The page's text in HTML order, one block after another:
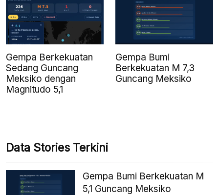
Gempa Berkekuatan
Sedang Guncang
Meksiko dengan
Magnitudo 5,1
Gempa Bumi
Berkekuatan M 7,3
Guncang Meksiko
Data Stories Terkini
Gempa Bumi Berkekuatan M
5,1 Guncang Meksiko